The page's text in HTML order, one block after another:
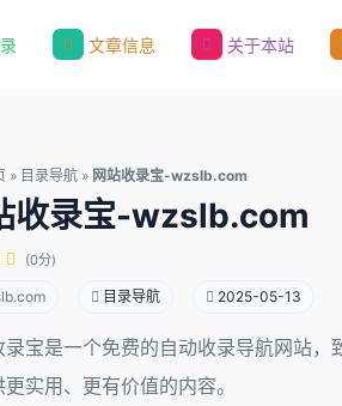
文章信息 关于本站
» 目录导航 » 网站收录宝-wzslb.com
收录宝-wzslb.com
(0分)
目录导航 2025-05-13
录宝是一个免费的自动收录导航网站
实用、更有价值的内容。